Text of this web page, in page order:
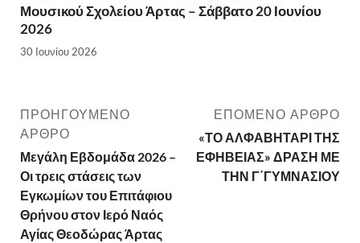
Μουσικού Σχολείου Άρτας – Σάββατο 20 Ιουνίου
2026
30 Ιουνίου 2026
ΠΡΟΗΓΟΎΜΕΝΟ
ΆΡΘΡΟ
Μεγάλη Εβδομάδα 2026 –
Οι τρεις στάσεις των
Εγκωμίων του Επιτάφιου
Θρήνου στον Ιερό Ναός
Αγίας Θεοδώρας Άρτας
ΕΠΌΜΕΝΟ ΆΡΘΡΟ
«ΤΟ ΑΛΦΑΒΗΤΑΡΙ ΤΗΣ
ΕΦΗΒΕΙΑΣ» ΔΡΑΣΗ ΜΕ
ΤΗΝ Γ΄ΓΥΜΝΑΣΙΟΥ